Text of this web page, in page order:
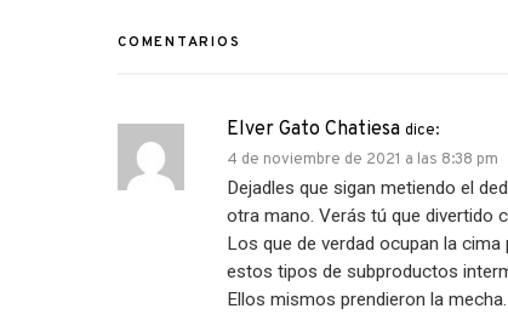
COMENTARIOS
Elver Gato Chatiesa dice:
4 de noviembre de 2021 a las 8:38 pm
Dejadles que sigan metiendo el
otra mano. Verás tú que divertido
Los que de verdad ocupan la
estos tipos de subproductos
Ellos mismos prendieron la mecha.